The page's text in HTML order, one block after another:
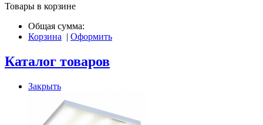
Товары в корзине
Общая сумма:
Корзина | Оформить
Каталог товаров
Закрыть